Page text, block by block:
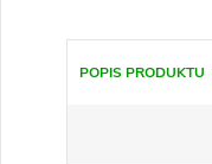
POPIS PRODUKTU